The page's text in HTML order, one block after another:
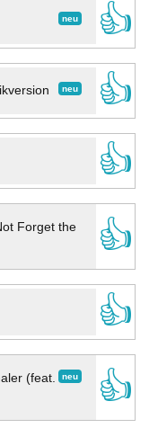
neu
👍
neu
👍
👍
Forget the
👍
👍
neu
(feat.
👍